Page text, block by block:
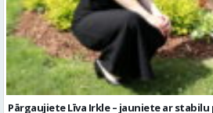
Pārgaujiete Līva Irkle – jauniete ar